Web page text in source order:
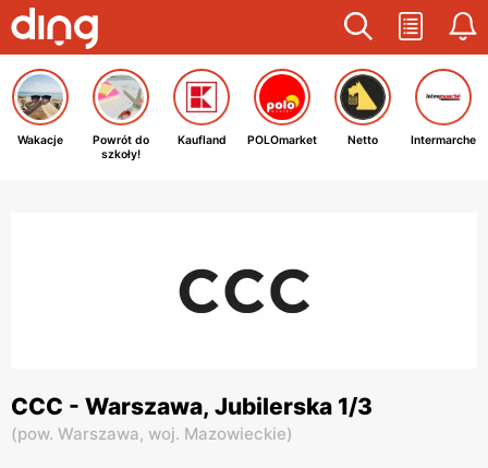
Wakacje
Powrót do
szkoły!
Kaufland POLOmarket Netto Intermarche
CCC - Warszawa, Jubilerska 1/3
(pow. Warszawa, woj. Mazowieckie)